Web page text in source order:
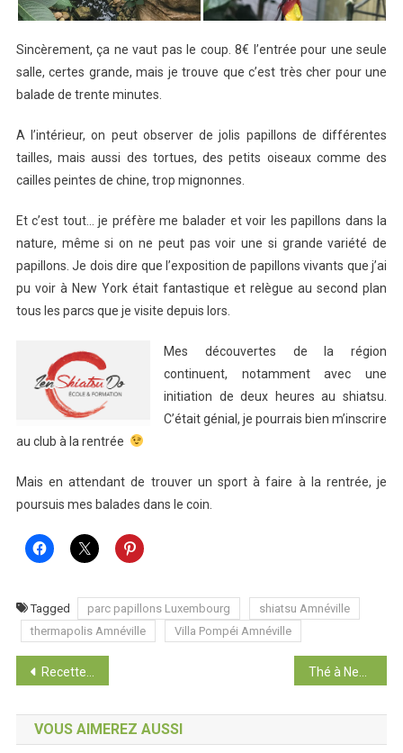
Sincèrement, ça ne vaut pas le coup. 8€ l’entrée pour une seule
salle, certes grande, mais je trouve que c’est très cher pour une
balade de trente minutes.
A l’intérieur, on peut observer de jolis papillons de différentes
tailles, mais aussi des tortues, des petits oiseaux comme des
cailles peintes de chine, trop mignonnes.
Et c’est tout… je préfère me balader et voir les papillons dans la
nature, même si on ne peut pas voir une si grande variété de
papillons. Je dois dire que l’exposition de papillons vivants que j’ai
pu voir à New York était fantastique et relègue au second plan
tous les parcs que je visite depuis lors.
Mes découvertes de la région
continuent, notamment avec une
initiation de deux heures au shiatsu.
C’était génial, je pourrais bien m’inscrire
au club à la rentrée
Mais en attendant de trouver un sport à faire à la rentrée, je
poursuis mes balades dans le coin.
Tagged parc papillons Luxembourg
shiatsu Amnéville
thermapolis Amnéville
Villa Pompéi Amnéville
Navigation
de
l’article
Recette maison pour soigner sa peau : l’hydratation
VOUS AIMEREZ AUSSI